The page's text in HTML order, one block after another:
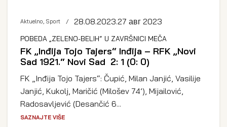
Aktuelno, Sport 28.08.2023.27 авг 2023
POBEDA „ZELENO-BELIH“ U ZAVRŠNICI MEČA
FK „Inđija Tojo Tajers“ Inđija – RFK „Novi
Sad 1921.“ Novi Sad 2: 1 (0: 0)
FK „Inđija Tojo Tajers“: Čupić, Milan Janjić, Vasilije
Janjić, Kukolj, Maričić (Milošev 74’), Mijailović,
Radosavljević (Desančić 6...
SAZNAJTE VIŠE